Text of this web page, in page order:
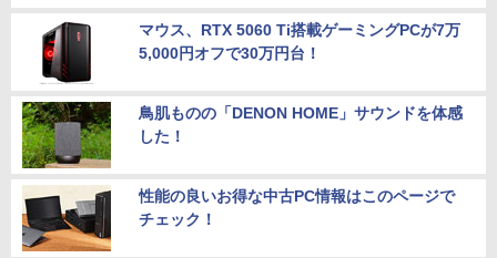
マウス、RTX 5060 Ti搭載ゲーミングPCが7万
5,000円オフで30万円台！
鳥肌ものの「DENON HOME」サウンドを体感
した！
性能の良いお得な中古PC情報はこのページで
チェック！